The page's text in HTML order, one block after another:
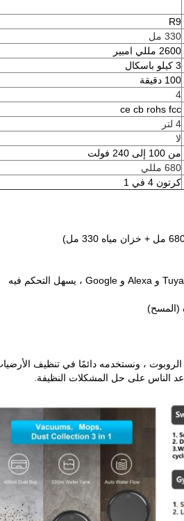
R9
330 مل
2600 مللي امبير
3 كيلو باسكال
100 دقيقة
4
ce cb rohs fcc
4 لتر
لا
من 100 إلى 240 فولت
680 مللي
كرتون 4 في 1
، ونستخدمه دائمًا في تنظيف
الناس على حل المشكلات النظيفة.